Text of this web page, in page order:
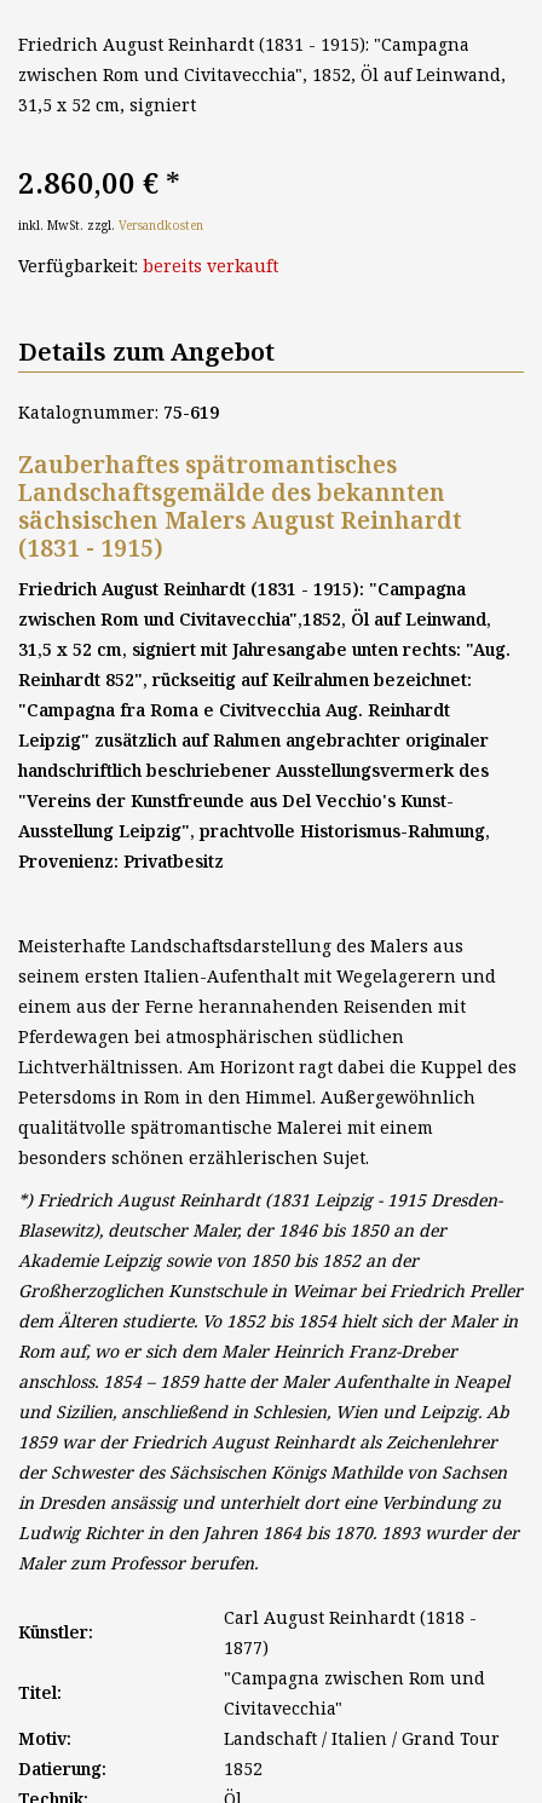
Friedrich August Reinhardt (1831 - 1915): "Campagna
zwischen Rom und Civitavecchia", 1852, Öl auf Leinwand,
31,5 x 52 cm, signiert
2.860,00 € *
inkl. MwSt. zzgl. Versandkosten
Verfügbarkeit: bereits verkauft
Details zum Angebot
Katalognummer: 75-619
Zauberhaftes spätromantisches
Landschaftsgemälde des bekannten
sächsischen Malers August Reinhardt
(1831 - 1915)
Friedrich August Reinhardt (1831 - 1915): "Campagna
zwischen Rom und Civitavecchia",1852, Öl auf Leinwand,
31,5 x 52 cm, signiert mit Jahresangabe unten rechts: "Aug.
Reinhardt 852", rückseitig auf Keilrahmen bezeichnet:
"Campagna fra Roma e Civitvecchia Aug. Reinhardt
Leipzig" zusätzlich auf Rahmen angebrachter originaler
handschriftlich beschriebener Ausstellungsvermerk des
"Vereins der Kunstfreunde aus Del Vecchio's Kunst-
Ausstellung Leipzig", prachtvolle Historismus-Rahmung,
Provenienz: Privatbesitz
Meisterhafte Landschaftsdarstellung des Malers aus
seinem ersten Italien-Aufenthalt mit Wegelagerern und
einem aus der Ferne herannahenden Reisenden mit
Pferdewagen bei atmosphärischen südlichen
Lichtverhältnissen. Am Horizont ragt dabei die Kuppel des
Petersdoms in Rom in den Himmel. Außergewöhnlich
qualitätvolle spätromantische Malerei mit einem
besonders schönen erzählerischen Sujet.
*) Friedrich August Reinhardt (1831 Leipzig - 1915 Dresden-
Blasewitz), deutscher Maler, der 1846 bis 1850 an der
Akademie Leipzig sowie von 1850 bis 1852 an der
Großherzoglichen Kunstschule in Weimar bei Friedrich Preller
dem Älteren studierte. Vo 1852 bis 1854 hielt sich der Maler in
Rom auf, wo er sich dem Maler Heinrich Franz-Dreber
anschloss. 1854 – 1859 hatte der Maler Aufenthalte in Neapel
und Sizilien, anschließend in Schlesien, Wien und Leipzig. Ab
1859 war der Friedrich August Reinhardt als Zeichenlehrer
der Schwester des Sächsischen Königs Mathilde von Sachsen
in Dresden ansässig und unterhielt dort eine Verbindung zu
Ludwig Richter in den Jahren 1864 bis 1870. 1893 wurder der
Maler zum Professor berufen.
Künstler:
Carl August Reinhardt (1818 -
1877)
Titel:
"Campagna zwischen Rom und
Civitavecchia"
Motiv:
Landschaft / Italien / Grand Tour
Datierung:
1852